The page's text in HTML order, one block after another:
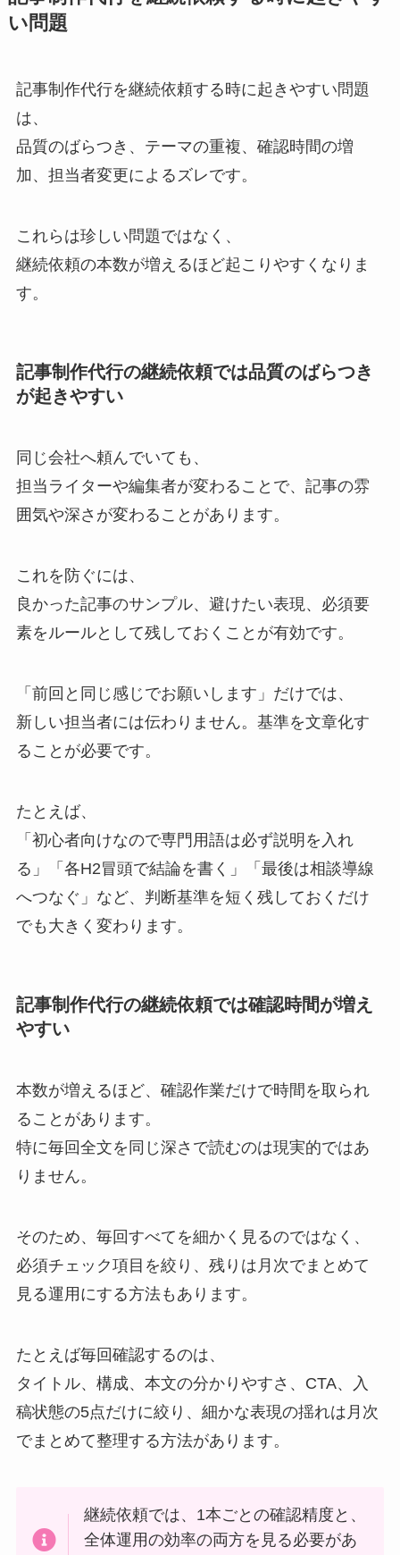
い問題
記事制作代行を継続依頼する時に起きやすい問題
は、
品質のばらつき、テーマの重複、確認時間の増
加、担当者変更によるズレです。
これらは珍しい問題ではなく、
継続依頼の本数が増えるほど起こりやすくなりま
す。
記事制作代行の継続依頼では品質のばらつき
が起きやすい
同じ会社へ頼んでいても、
担当ライターや編集者が変わることで、記事の雰
囲気や深さが変わることがあります。
これを防ぐには、
良かった記事のサンプル、避けたい表現、必須要
素をルールとして残しておくことが有効です。
「前回と同じ感じでお願いします」だけでは、
新しい担当者には伝わりません。基準を文章化す
ることが必要です。
たとえば、
「初心者向けなので専門用語は必ず説明を入れ
る」「各H2冒頭で結論を書く」「最後は相談導線
へつなぐ」など、判断基準を短く残しておくだけ
でも大きく変わります。
記事制作代行の継続依頼では確認時間が増え
やすい
本数が増えるほど、確認作業だけで時間を取られ
ることがあります。
特に毎回全文を同じ深さで読むのは現実的ではあ
りません。
そのため、毎回すべてを細かく見るのではなく、
必須チェック項目を絞り、残りは月次でまとめて
見る運用にする方法もあります。
たとえば毎回確認するのは、
タイトル、構成、本文の分かりやすさ、CTA、入
稿状態の5点だけに絞り、細かな表現の揺れは月次
でまとめて整理する方法があります。
継続依頼では、1本ごとの確認精度と、
全体運用の効率の両方を見る必要があ